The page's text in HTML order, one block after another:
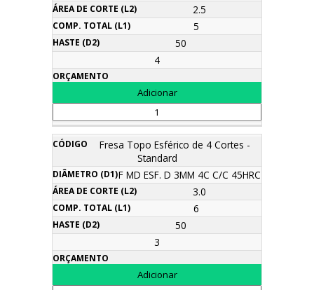
2.5
5
50
4
Fresa Topo Esférico de 4 Cortes -
Standard
F MD ESF. D 3MM 4C C/C 45HRC
3.0
6
50
3